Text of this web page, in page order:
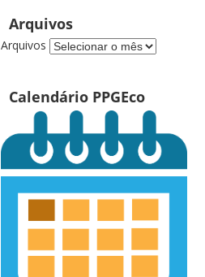
Arquivos
Arquivos
Calendário PPGEco